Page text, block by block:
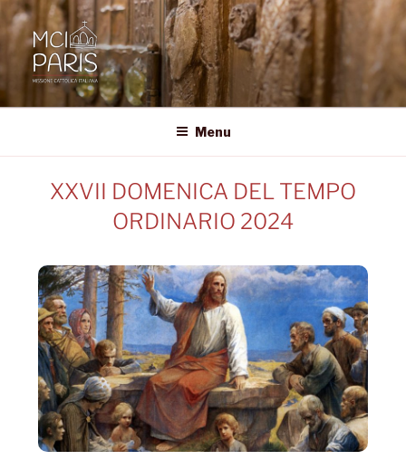
MCI • PARIS
Missione Cattolica Italiana Parigi
Menu
XXVII DOMENICA DEL TEMPO
ORDINARIO 2024